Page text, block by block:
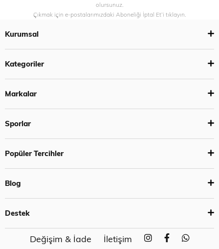
olursunuz.
Çıkmak için e-postalarımızdaki Aboneliği İptal Et’i tıklayın.
Kurumsal
Kategoriler
Markalar
Sporlar
Popüler Tercihler
Blog
Destek
Değişim & İade İletişim